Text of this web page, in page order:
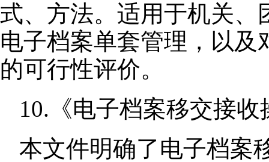
式、方法。适用于机关、
电子档案单套管理，以
的可行性评价。
10.《电子档案移交接
本文件明确了电子档案